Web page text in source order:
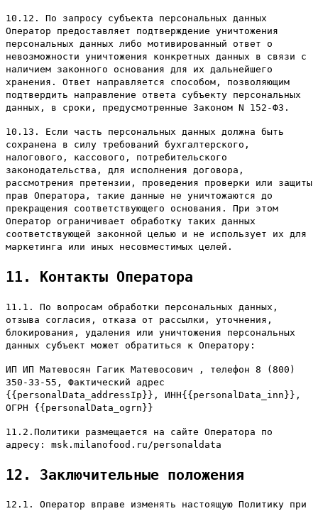
10.12. По запросу субъекта персональных данных
Оператор предоставляет подтверждение уничтожения
персональных данных либо мотивированный ответ о
невозможности уничтожения конкретных данных в связи с
наличием законного основания для их дальнейшего
хранения. Ответ направляется способом, позволяющим
подтвердить направление ответа субъекту персональных
данных, в сроки, предусмотренные Законом N 152-ФЗ.
10.13. Если часть персональных данных должна быть
сохранена в силу требований бухгалтерского,
налогового, кассового, потребительского
законодательства, для исполнения договора,
рассмотрения претензии, проведения проверки или защиты
прав Оператора, такие данные не уничтожаются до
прекращения соответствующего основания. При этом
Оператор ограничивает обработку таких данных
соответствующей законной целью и не использует их для
маркетинга или иных несовместимых целей.
11. Контакты Оператора
11.1. По вопросам обработки персональных данных,
отзыва согласия, отказа от рассылки, уточнения,
блокирования, удаления или уничтожения персональных
данных субъект может обратиться к Оператору:
ИП ИП Матевосян Гагик Матевосович , телефон 8 (800)
350-33-55, Фактический адрес
{{personalData_addressIp}} , ИНН{{personalData_inn}} ,
ОГРН {{personalData_ogrn}}
11.2.Политики размещается на сайте Оператора по
адресу: msk.milanofood.ru/personaldata
12. Заключительные положения
12.1. Оператор вправе изменять настоящую Политику при